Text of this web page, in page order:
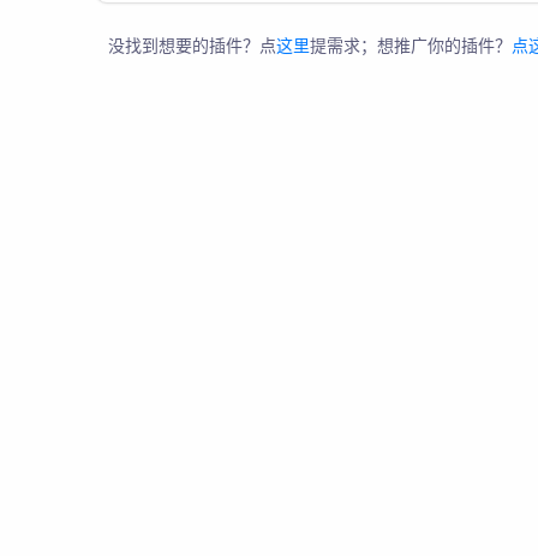
没找到想要的插件？点这里提需求；想推广你的插件？ 点